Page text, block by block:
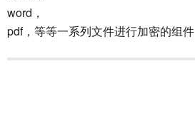
word，
pdf，等等一系列文件进行加密的组件